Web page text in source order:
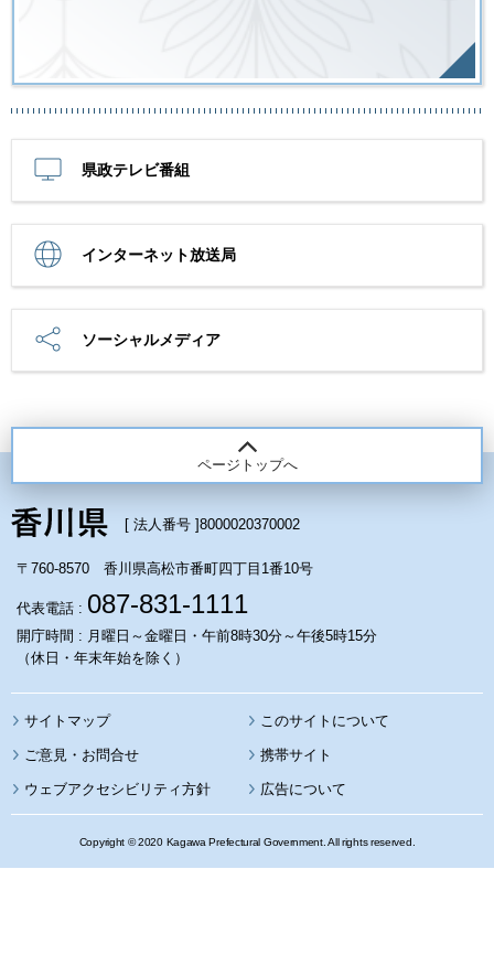
県政テレビ番組
インターネット放送局
ソーシャルメディア
ページトップへ
[ 法人番号 ]8000020370002
〒760-8570 香川県高松市番町四丁目1番10号
代表電話 : 087-831-1111
開庁時間 : 月曜日～金曜日・午前8時30分～午後5時15分
（休日・年末年始を除く）
サイトマップ このサイトについて
携帯サイト
ウェブアクセシビリティ方針 広告について
Copyright © 2020 Kagawa Prefectural Government. All rights reserved.